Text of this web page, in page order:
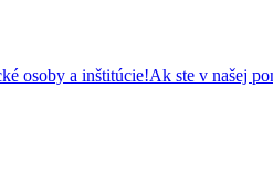
a inštitúcie!Ak ste v našej